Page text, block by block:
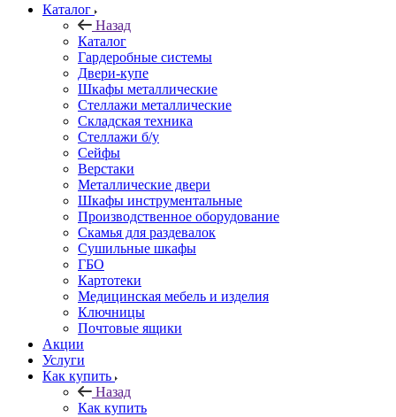
Каталог
Назад
Каталог
Гардеробные системы
Двери-купе
Шкафы металлические
Стеллажи металлические
Складская техника
Стеллажи б/у
Сейфы
Верстаки
Металлические двери
Шкафы инструментальные
Производственное оборудование
Скамья для раздевалок
Сушильные шкафы
ГБО
Картотеки
Медицинская мебель и изделия
Ключницы
Почтовые ящики
Акции
Услуги
Как купить
Назад
Как купить